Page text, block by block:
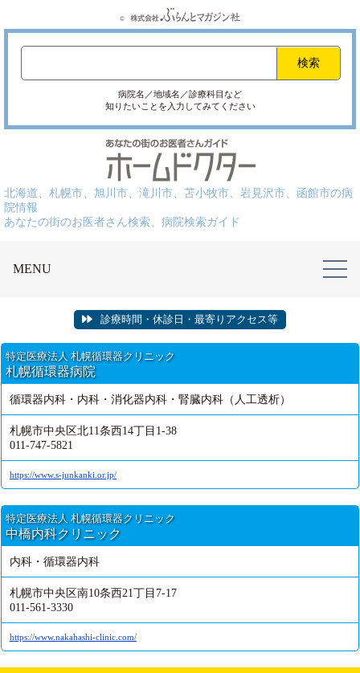
病院名／地域名／診療科目など
知りたいことを入力してみてください
北海道、札幌市、旭川市、滝川市、苫小牧市、岩見沢市、函館市の病
院情報
あなたの街のお医者さん検索、病院検索ガイド
MENU
診療時間・休診日・最寄りアクセス等
特定医療法人 札幌循環器クリニック
札幌循環器病院
循環器内科・内科・消化器内科・腎臓内科（人工透析）
札幌市中央区北11条西14丁目1-38
011-747-5821
https://www.s-junkanki.or.jp/
特定医療法人 札幌循環器クリニック
中橋内科クリニック
内科・循環器内科
札幌市中央区南10条西21丁目7-17
011-561-3330
https://www.nakahashi-clinic.com/